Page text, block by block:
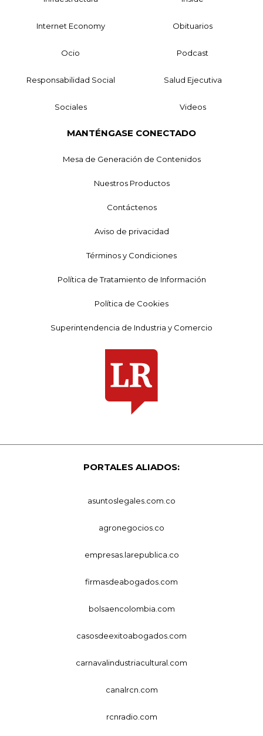
Internet Economy Obituarios
Ocio Podcast
Responsabilidad Social Salud Ejecutiva
Sociales Videos
MANTÉNGASE CONECTADO
Mesa de Generación de Contenidos
Nuestros Productos
Contáctenos
Aviso de privacidad
Términos y Condiciones
Política de Tratamiento de Información
Política de Cookies
Superintendencia de Industria y Comercio
PORTALES ALIADOS:
asuntoslegales.com.co
agronegocios.co
empresas.larepublica.co
firmasdeabogados.com
bolsaencolombia.com
casosdeexitoabogados.com
carnavalindustriacultural.com
canalrcn.com
rcnradio.com